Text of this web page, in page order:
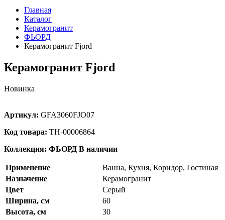
Главная
Каталог
Керамогранит
ФЬОРД
Керамогранит Fjord
Керамогранит Fjord
Новинка
Артикул: GFA3060FJO07
Код товара: ТН-00006864
Коллекция: ФЬОРД В наличии
Применение
Ванна, Кухня, Коридор, Гостиная
Назначение
Керамогранит
Цвет
Серый
Ширина, см
60
Высота, см
30